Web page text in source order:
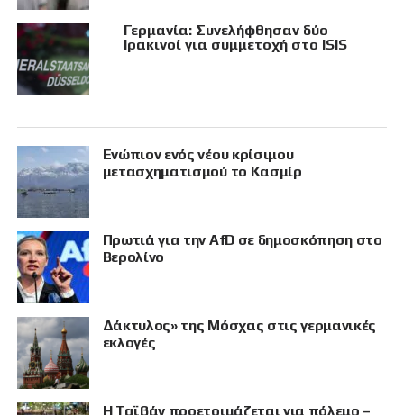
Γερμανία: Συνελήφθησαν δύο
Ιρακινοί για συμμετοχή στο ISIS
Eνώπιον ενός νέου κρίσιμου
μετασχηματισμού το Κασμίρ
Πρωτιά για την AfD σε δημοσκόπηση στο
Βερολίνο
Δάκτυλος» της Μόσχας στις γερμανικές
εκλογές
Η Ταϊβάν προετοιμάζεται για πόλεμο –